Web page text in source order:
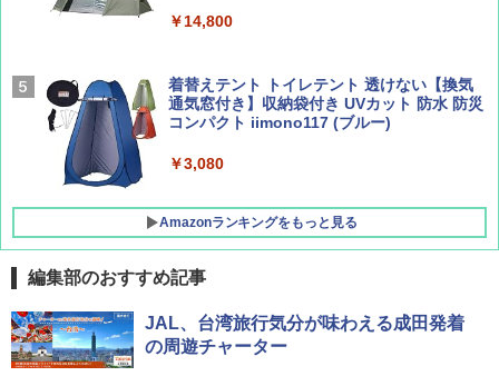
￥1,760
￥9,990
[キャンパーズコレクション 山善] 傘みたいに
広げるだけ パッとサッとテント キューブワ
イド ブラックコーティング フルクローズ メ
ATCW-150B エクルベージュ
￥14,800
着替えテント トイレテント 透けない【換気
通気窓付き】収納袋付き UVカット 防水 防災
コンパクト iimono117 (ブルー)
￥3,080
Amazonランキングをもっと見る
編集部のおすすめ記事
JAL、台湾旅行気分が味わえる成田発着
の周遊チャーター